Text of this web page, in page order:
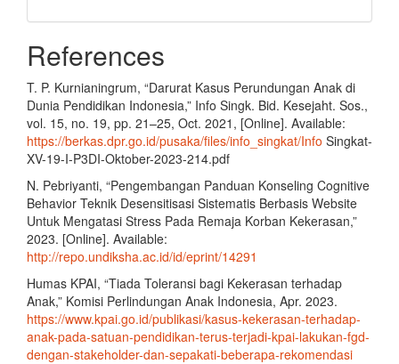
References
T. P. Kurnianingrum, “Darurat Kasus Perundungan Anak di
Dunia Pendidikan Indonesia,” Info Singk. Bid. Kesejaht. Sos.,
vol. 15, no. 19, pp. 21–25, Oct. 2021, [Online]. Available:
https://berkas.dpr.go.id/pusaka/files/info_singkat/Info Singkat-
XV-19-I-P3DI-Oktober-2023-214.pdf
N. Pebriyanti, “Pengembangan Panduan Konseling Cognitive
Behavior Teknik Desensitisasi Sistematis Berbasis Website
Untuk Mengatasi Stress Pada Remaja Korban Kekerasan,”
2023. [Online]. Available:
http://repo.undiksha.ac.id/id/eprint/14291
Humas KPAI, “Tiada Toleransi bagi Kekerasan terhadap
Anak,” Komisi Perlindungan Anak Indonesia, Apr. 2023.
https://www.kpai.go.id/publikasi/kasus-kekerasan-terhadap-
anak-pada-satuan-pendidikan-terus-terjadi-kpai-lakukan-fgd-
dengan-stakeholder-dan-sepakati-beberapa-rekomendasi